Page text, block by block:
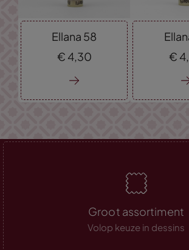
Ellana 58
€ 4, 30
€ 4,
Groot assortiment
Volop keuze in dessins